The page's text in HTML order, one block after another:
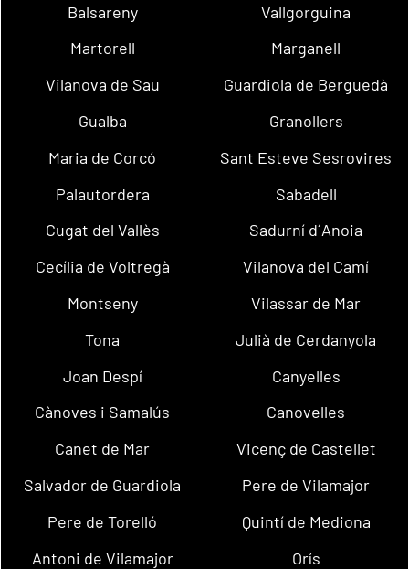
Balsareny
Vallgorguina
Martorell
Marganell
Vilanova de Sau
Guardiola de Berguedà
Gualba
Granollers
Maria de Corcó
Sant Esteve Sesrovires
Palautordera
Sabadell
Cugat del Vallès
Sadurní d´Anoia
Cecília de Voltregà
Vilanova del Camí
Montseny
Vilassar de Mar
Tona
Julià de Cerdanyola
Joan Despí
Canyelles
Cànoves i Samalús
Canovelles
Canet de Mar
Vicenç de Castellet
Salvador de Guardiola
Pere de Vilamajor
Pere de Torelló
Quintí de Mediona
Antoni de Vilamajor
Orís